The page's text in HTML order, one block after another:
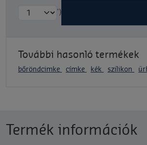
')
További hasonló termékek
bőröndcimke címke kék szilikon
Termék információk